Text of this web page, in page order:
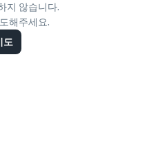
지 않습니다.
해주세요.
도